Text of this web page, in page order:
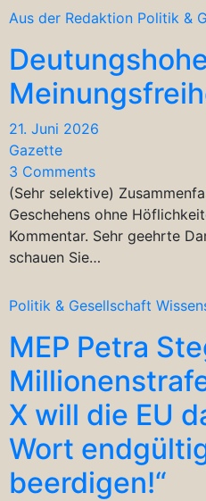
Aus der Redaktion Politik &
21. Juni 2026
Gazette
3 Comments
(Sehr selektive)
Geschehens ohne
Kommentar. Sehr geehrte
schauen Sie…
Politik & Gesellschaft
MEP Petra
X will die EU
Wort
beerdigen!“